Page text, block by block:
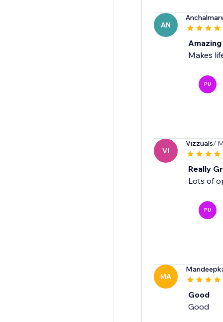
AN
Amazing
Makes
PU
VI
Vizzuals/
Really
Lots of
PU
MA
Good
Good